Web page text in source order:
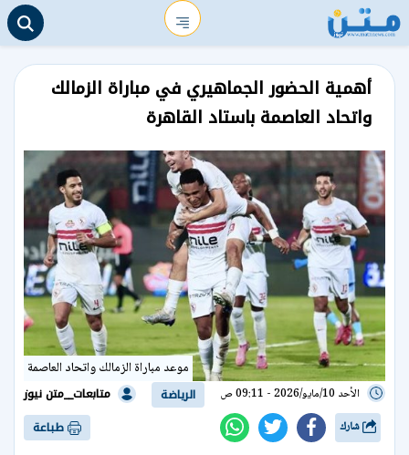
أهمية الحضور الجماهيري في مباراة الزمالك
واتحاد العاصمة باستاد القاهرة
موعد مباراة الزمالك واتحاد العاصمة
الأحد 10/مايو/2026 - 09:11 ص الرياضة متابعات__متن نيوز
طباعة